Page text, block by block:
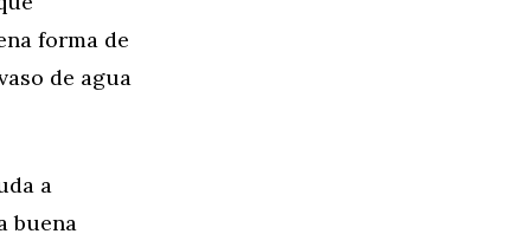
forma de
de agua
a
buena